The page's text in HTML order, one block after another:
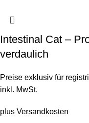
Intestinal Cat –
verdaulich
Preise exklusiv für
inkl. MwSt.
plus Versandkosten